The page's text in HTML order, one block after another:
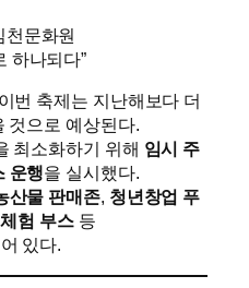
천문화원
하나되다”
번 축제는 지난해보다 더
것으로 예상된다.
최소화하기 위해 임시 주
운행을 실시했다.
산물 판매존, 청년창업 푸
험 부스등
있다.